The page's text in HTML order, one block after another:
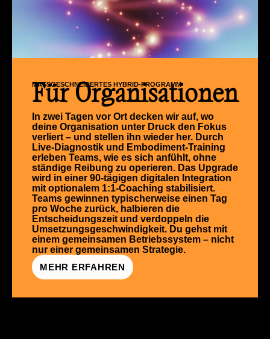
MASSGESCHNEIDERTES HYBRID-PROGRAMM
Für Organisationen
In zwei Tagen vor Ort decken wir auf, wo
deine Organisation unter Druck den Fokus
verliert – und stellen ihn wieder her. Durch
Live-Diagnostik und Embodiment-Training
erleben Teams, wie es sich anfühlt, ohne
ständige Reibung zu operieren. Das Upgrade
wird in einer 90-tägigen digitalen Integration
mit optionalem 1:1-Coaching stabilisiert.
Teams gewinnen typischerweise einen Tag
pro Woche zurück, halbieren die
Entscheidungszeit und verdoppeln die
Umsetzungsgeschwindigkeit. Du gehst mit
einem gemeinsamen Betriebssystem – nicht
nur einer gemeinsamen Strategie.
MEHR ERFAHREN